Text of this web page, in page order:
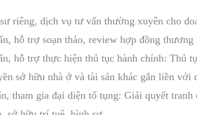
riêng, dịch vụ tư vấn thường xuyên cho
hỗ trợ soạn thảo, review hợp đồng
hỗ trợ thực hiện thủ tục hành chính: Thủ
sở hữu nhà ở và tài sản khác gắn liền
tham gia đại diện tố tụng: Giải quyết